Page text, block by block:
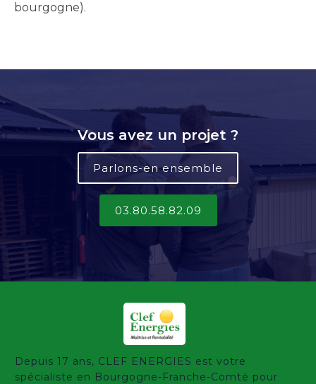
bourgogne).
Vous avez un projet ?
Parlons-en ensemble
03.80.58.82.09
Depuis 17 ans, CLEF ENERGIES est votre
spécialiste en Bourgogne-Franche-Comté pour